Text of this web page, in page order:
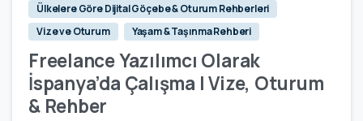
Ülkelere Göre Dijital Göçebe & Oturum Rehberleri
Vize ve Oturum
Yaşam & Taşınma Rehberi
Freelance Yazılımcı Olarak
İspanya’da Çalışma | Vize, Oturum
& Rehber